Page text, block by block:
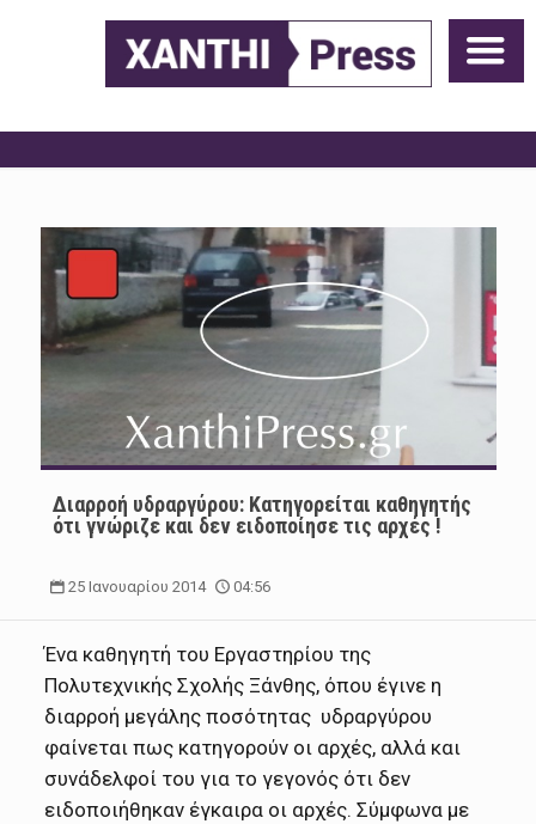
Διαρροή υδραργύρου: Κατηγορείται καθηγητής
ότι γνώριζε και δεν ειδοποίησε τις αρχές !
25 Ιανουαρίου 2014 04:56
Ένα καθηγητή του Εργαστηρίου της
Πολυτεχνικής Σχολής Ξάνθης, όπου έγινε η
διαρροή μεγάλης ποσότητας υδραργύρου
φαίνεται πως κατηγορούν οι αρχές, αλλά και
συνάδελφοί του για το γεγονός ότι δεν
ειδοποιήθηκαν έγκαιρα οι αρχές. Σύμφωνα με